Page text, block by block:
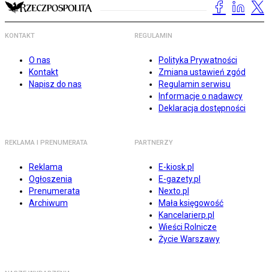
KONTAKT
O nas
Kontakt
Napisz do nas
REGULAMIN
Polityka Prywatności
Zmiana ustawień zgód
Regulamin serwisu
Informacje o nadawcy
Deklaracja dostępności
REKLAMA I PRENUMERATA
Reklama
Ogłoszenia
Prenumerata
Archiwum
PARTNERZY
E-kiosk.pl
E-gazety.pl
Nexto.pl
Mała księgowość
Kancelarierp.pl
Wieści Rolnicze
Życie Warszawy